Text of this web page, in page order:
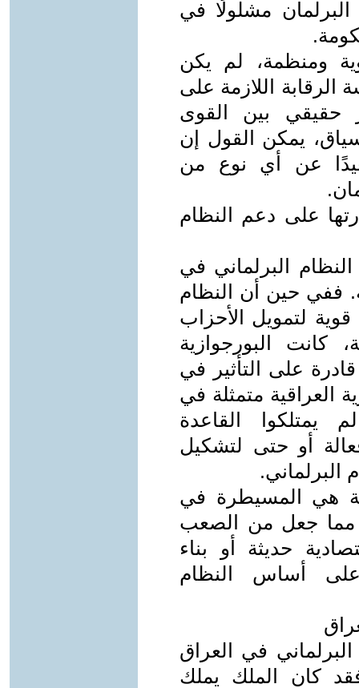
مشلولًا في
ومنظمة، لم يكن
الرقابة اللازمة على
حقيقي بين القوى
يمكن القول إن
عن أي نوع من
على دعم النظام
البرلماني في
ففي حين أن النظام
لتمويل الأحزاب
كانت البورجوازية
على التأثير في
العراقية متمثلة في
يمتلكوا القاعدة
أو حتى لتشكيل
هي المسيطرة في
مما جعل من الصعب
حديثة أو بناء
أساس النظام
في العراق
كان الملك يملك